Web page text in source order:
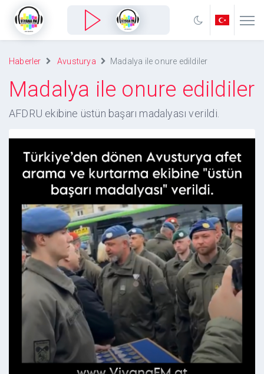
Haberler Avusturya Madalya ile onure edildiler
Madalya ile onure edildiler
AFDRU ekibine üstün başarı madalyası verildi.